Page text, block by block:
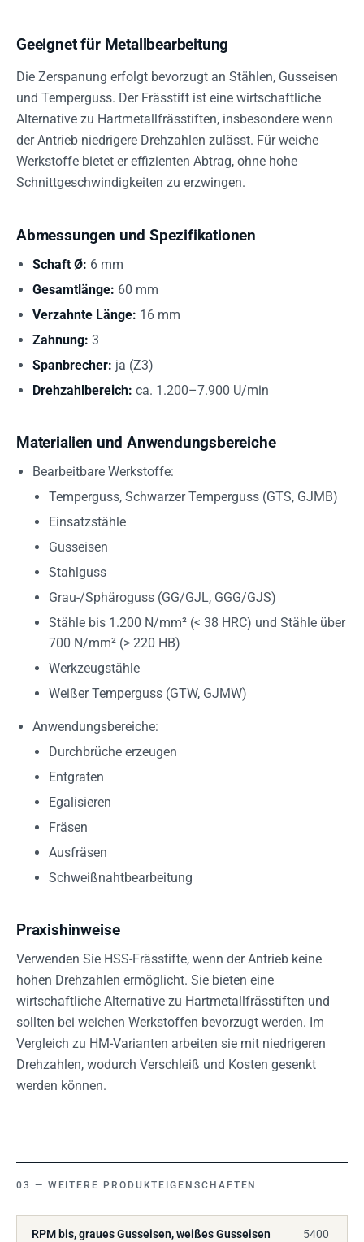
Geeignet für Metallbearbeitung
Die Zerspanung erfolgt bevorzugt an Stählen, Gusseisen
und Temperguss. Der Frässtift ist eine wirtschaftliche
Alternative zu Hartmetallfrässtiften, insbesondere wenn
der Antrieb niedrigere Drehzahlen zulässt. Für weiche
Werkstoffe bietet er effizienten Abtrag, ohne hohe
Schnittgeschwindigkeiten zu erzwingen.
Abmessungen und Spezifikationen
Schaft Ø: 6 mm
Gesamtlänge: 60 mm
Verzahnte Länge: 16 mm
Zahnung: 3
Spanbrecher: ja (Z3)
Drehzahlbereich: ca. 1.200–7.900 U/min
Materialien und Anwendungsbereiche
Bearbeitbare Werkstoffe:
Temperguss, Schwarzer Temperguss (GTS, GJMB)
Einsatzstähle
Gusseisen
Stahlguss
Grau-/Sphäroguss (GG/GJL, GGG/GJS)
Stähle bis 1.200 N/mm² (< 38 HRC) und Stähle über
700 N/mm² (> 220 HB)
Werkzeugstähle
Weißer Temperguss (GTW, GJMW)
Anwendungsbereiche:
Durchbrüche erzeugen
Entgraten
Egalisieren
Fräsen
Ausfräsen
Schweißnahtbearbeitung
Praxishinweise
Verwenden Sie HSS-Frässtifte, wenn der Antrieb keine
hohen Drehzahlen ermöglicht. Sie bieten eine
wirtschaftliche Alternative zu Hartmetallfrässtiften und
sollten bei weichen Werkstoffen bevorzugt werden. Im
Vergleich zu HM-Varianten arbeiten sie mit niedrigeren
Drehzahlen, wodurch Verschleiß und Kosten gesenkt
werden können.
WEITERE PRODUKTEIGENSCHAFTEN
RPM bis, graues Gusseisen, weißes Gusseisen 5400